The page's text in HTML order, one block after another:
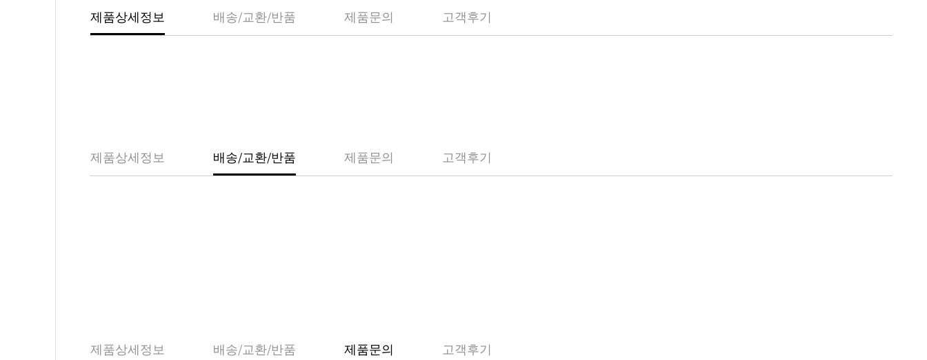
제품상세정보 배송/교환/반품 제품문의 고객후기
제품상세정보 배송/교환/반품 제품문의 고객후기
제품상세정보 배송/교환/반품 제품문의 고객후기